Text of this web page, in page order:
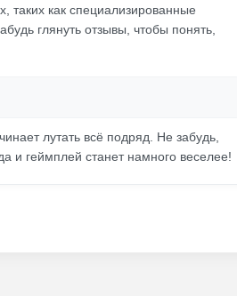
таких как специализированные
глянуть отзывы, чтобы понять,
лутать всё подряд. Не забудь,
и геймплей станет намного веселее!